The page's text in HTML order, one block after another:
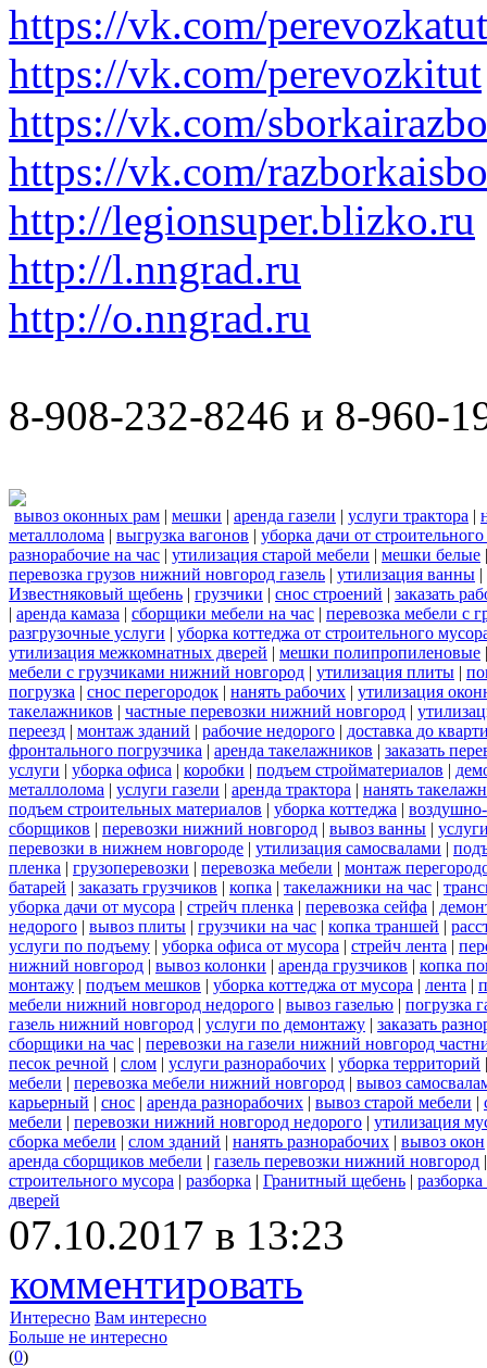
https://vk.com/perevozkatut
https://vk.com/perevozkitut
https://vk.com/
https://vk.com/
http://legionsuper.blizko.ru
http://l.nngrad.ru
http://o.nngrad.ru
8-908-232-8246 и 8-960-
вывоз оконных рам | мешки | аренда газели | услуги трактора |
металлолома | выгрузка вагонов | уборка дачи от
разнорабочие на час | утилизация старой мебели | мешки белые
перевозка грузов нижний новгород газель | утилизация ванны |
Известняковый щебень | грузчики | снос строений | заказать
| аренда камаза | сборщики мебели на час | перевозка мебели с
разгрузочные услуги | уборка коттеджа от строительного
утилизация межкомнатных дверей | мешки полипропиленовые
мебели с грузчиками нижний новгород | утилизация плиты |
погрузка | снос перегородок | нанять рабочих | утилизация
такелажников | частные перевозки нижний новгород |
переезд | монтаж зданий | рабочие недорого | доставка до
фронтального погрузчика | аренда такелажников | заказать
услуги | уборка офиса | коробки | подъем стройматериалов |
металлолома | услуги газели | аренда трактора | нанять
подъем строительных материалов | уборка коттеджа |
сборщиков | перевозки нижний новгород | вывоз ванны |
перевозки в нижнем новгороде | утилизация самосвалами |
пленка | грузоперевозки | перевозка мебели | монтаж
батарей | заказать грузчиков | копка | такелажники на час |
уборка дачи от мусора | стрейч пленка | перевозка сейфа |
недорого | вывоз плиты | грузчики на час | копка траншей |
услуги по подъему | уборка офиса от мусора | стрейч лента |
нижний новгород | вывоз колонки | аренда грузчиков | копка
монтажу | подъем мешков | уборка коттеджа от мусора | лента |
мебели нижний новгород недорого | вывоз газелью | погрузка
газель нижний новгород | услуги по демонтажу | заказать
сборщики на час | перевозки на газели нижний новгород
песок речной | слом | услуги разнорабочих | уборка территорий
мебели | перевозка мебели нижний новгород | вывоз
карьерный | снос | аренда разнорабочих | вывоз старой мебели |
мебели | перевозки нижний новгород недорого | утилизация
сборка мебели | слом зданий | нанять разнорабочих | вывоз окон
аренда сборщиков мебели | газель перевозки нижний новгород
строительного мусора | разборка | Гранитный щебень |
дверей
07.10.2017 в 13:23
комментировать
Интересно Вам интересно
Больше не интересно
(0)